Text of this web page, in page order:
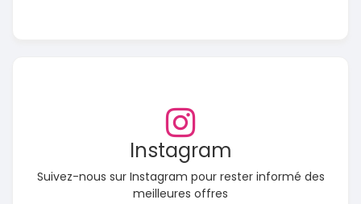
Instagram
Suivez-nous sur Instagram pour rester informé des
meilleures offres